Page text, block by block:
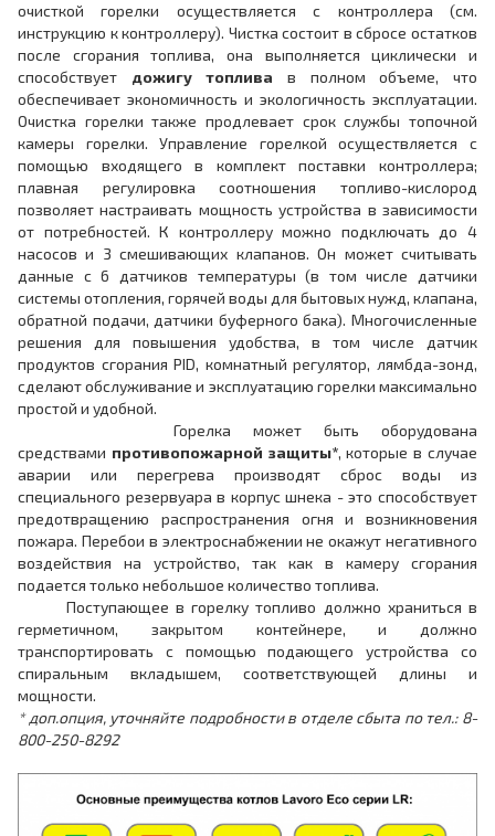
очисткой горелки осуществляется с контроллера (см.
инструкцию к контроллеру). Чистка состоит в сбросе остатков
после сгорания топлива, она выполняется циклически и
способствует дожигу топлива в полном объеме, что
обеспечивает экономичность и экологичность эксплуатации.
Очистка горелки также продлевает срок службы топочной
камеры горелки. Управление горелкой осуществляется с
помощью входящего в комплект поставки контроллера;
плавная регулировка соотношения топливо-кислород
позволяет настраивать мощность устройства в зависимости
от потребностей. К контроллеру можно подключать до 4
насосов и 3 смешивающих клапанов. Он может считывать
данные с 6 датчиков температуры (в том числе датчики
системы отопления, горячей воды для бытовых нужд, клапана,
обратной подачи, датчики буферного бака). Многочисленные
решения для повышения удобства, в том числе датчик
продуктов сгорания PID, комнатный регулятор, лямбда-зонд,
сделают обслуживание и эксплуатацию горелки максимально
простой и удобной.
Горелка может быть оборудована
средствами противопожарной защиты*, которые в случае
аварии или перегрева производят сброс воды из
специального резервуара в корпус шнека - это способствует
предотвращению распространения огня и возникновения
пожара. Перебои в электроснабжении не окажут негативного
воздействия на устройство, так как в камеру сгорания
подается только небольшое количество топлива.
Поступающее в горелку топливо должно храниться в
герметичном, закрытом контейнере, и должно
транспортировать с помощью подающего устройства со
спиральным вкладышем, соответствующей длины и
мощности.
* доп.опция, уточняйте подробности в отделе сбыта по тел.: 8-
800-250-8292